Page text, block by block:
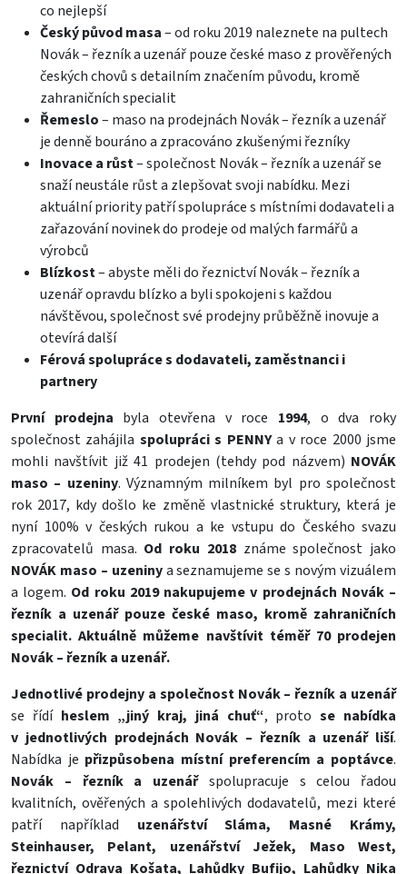
co nejlepší
Český původ masa– od roku 2019 naleznete na pultech
Novák – řezník a uzenář pouze české maso z prověřených
českých chovů s detailním značením původu, kromě
zahraničních specialit
Řemeslo– maso na prodejnách Novák – řezník a uzenář
je denně bouráno a zpracováno zkušenými řezníky
Inovace a růst– společnost Novák – řezník a uzenář se
snaží neustále růst a zlepšovat svoji nabídku. Mezi
aktuální priority patří spolupráce s místními dodavateli a
zařazování novinek do prodeje od malých farmářů a
výrobců
Blízkost– abyste měli do řeznictví Novák – řezník a
uzenář opravdu blízko a byli spokojeni s každou
návštěvou, společnost své prodejny průběžně inovuje a
otevírá další
Férová spolupráce s dodavateli, zaměstnanci i
partnery
První prodejna byla otevřena v roce 1994, o dva roky
společnost zahájila spolupráci s PENNYa v roce 2000 jsme
mohli navštívit již 41 prodejen (tehdy pod názvem) NOVÁK
maso – uzeniny. Významným milníkem byl pro společnost
rok 2017, kdy došlo ke změně vlastnické struktury, která je
nyní 100% v českých rukou a ke vstupu do Českého svazu
zpracovatelů masa. Od roku 2018známe společnost jako
NOVÁK maso – uzeninya seznamujeme se s novým vizuálem
a logem. Od roku 2019 nakupujeme v prodejnách Novák –
řezník a uzenář pouze české maso, kromě zahraničních
specialit. Aktuálně můžeme navštívit téměř 70 prodejen
Novák – řezník a uzenář.
Jednotlivé prodejny a společnost Novák – řezník a uzenář
se řídí heslem „jiný kraj, jiná chuť“, protose nabídka
v jednotlivých prodejnách Novák – řezník a uzenář liší.
Nabídka je přizpůsobena místní preferencím a poptávce.
Novák – řezník a uzenářspolupracuje s celou řadou
kvalitních, ověřených a spolehlivých dodavatelů, mezi které
patří například uzenářství Sláma, Masné Krámy,
Steinhauser, Pelant, uzenářství Ježek, Maso West,
řeznictví Odrava Košata, Lahůdky Bufijo, Lahůdky Nika